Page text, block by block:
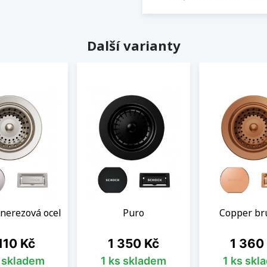
Další varianty
ocel
Kč
Puro
Cena
1 350 Kč
1 ks skladem
Copper
Cena
1 360
1 ks